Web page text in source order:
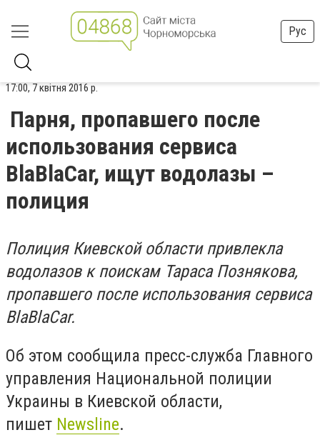
Рус
17:00, 7 квітня 2016 р.
Парня, пропавшего после
использования сервиса
BlaBlaCar, ищут водолазы –
полиция
Полиция Киевской области привлекла
водолазов к поискам Тараса Познякова,
пропавшего после использования сервиса
BlaBlaCar.
Об этом сообщила пресс-служба Главного
управления Национальной полиции
Украины в Киевской области,
пишет Newsline.